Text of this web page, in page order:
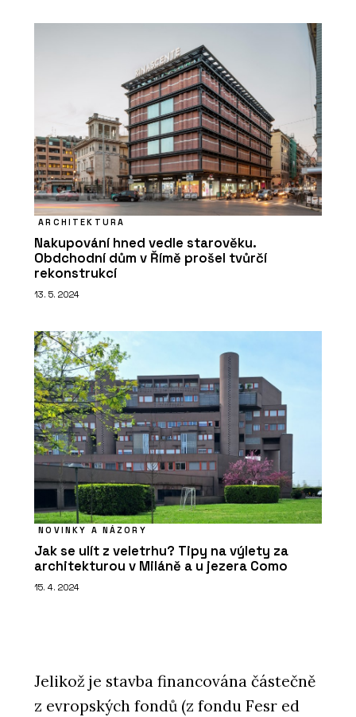
ARCHITEKTURA
Nakupování hned vedle starověku.
Obdchodní dům v Římě prošel tvůrčí
rekonstrukcí
13. 5. 2024
NOVINKY A NÁZORY
Jak se ulít z veletrhu? Tipy na výlety za
architekturou v Miláně a u jezera Como
15. 4. 2024
Jelikož je stavba financována částečně
z evropských fondů (z fondu Fesr ed